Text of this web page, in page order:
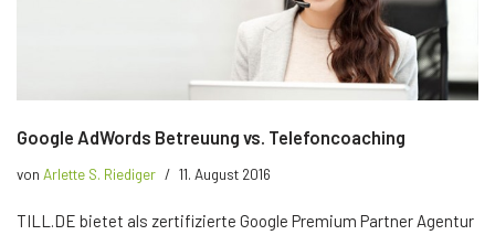
Google AdWords Betreuung vs. Telefoncoaching
von Arlette S. Riediger 11. August 2016
TILL.DE bietet als zertifizierte Google Premium Partner Agentur